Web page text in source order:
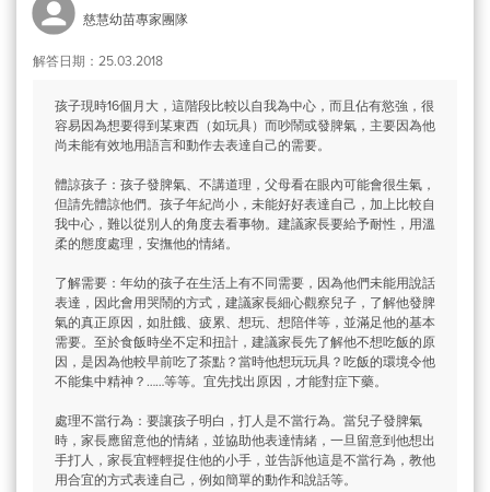
慈慧幼苗專家團隊
解答日期：25.03.2018
孩子現時16個月大，這階段比較以自我為中心，而且佔有慾強，很
容易因為想要得到某東西（如玩具）而吵鬧或發脾氣，主要因為他
尚未能有效地用語言和動作去表達自己的需要。
體諒孩子：孩子發脾氣、不講道理，父母看在眼內可能會很生氣，
但請先體諒他們。孩子年紀尚小，未能好好表達自己，加上比較自
我中心，難以從別人的角度去看事物。建議家長要給予耐性，用溫
柔的態度處理，安撫他的情緒。
了解需要：年幼的孩子在生活上有不同需要，因為他們未能用說話
表達，因此會用哭鬧的方式，建議家長細心觀察兒子，了解他發脾
氣的真正原因，如肚餓、疲累、想玩、想陪伴等，並滿足他的基本
需要。至於食飯時坐不定和扭計，建議家長先了解他不想吃飯的原
因，是因為他較早前吃了茶點？當時他想玩玩具？吃飯的環境令他
不能集中精神？……等等。宜先找出原因，才能對症下藥。
處理不當行為：要讓孩子明白，打人是不當行為。當兒子發脾氣
時，家長應留意他的情緒，並協助他表達情緒，一旦留意到他想出
手打人，家長宜輕輕捉住他的小手，並告訴他這是不當行為，教他
用合宜的方式表達自己，例如簡單的動作和說話等。